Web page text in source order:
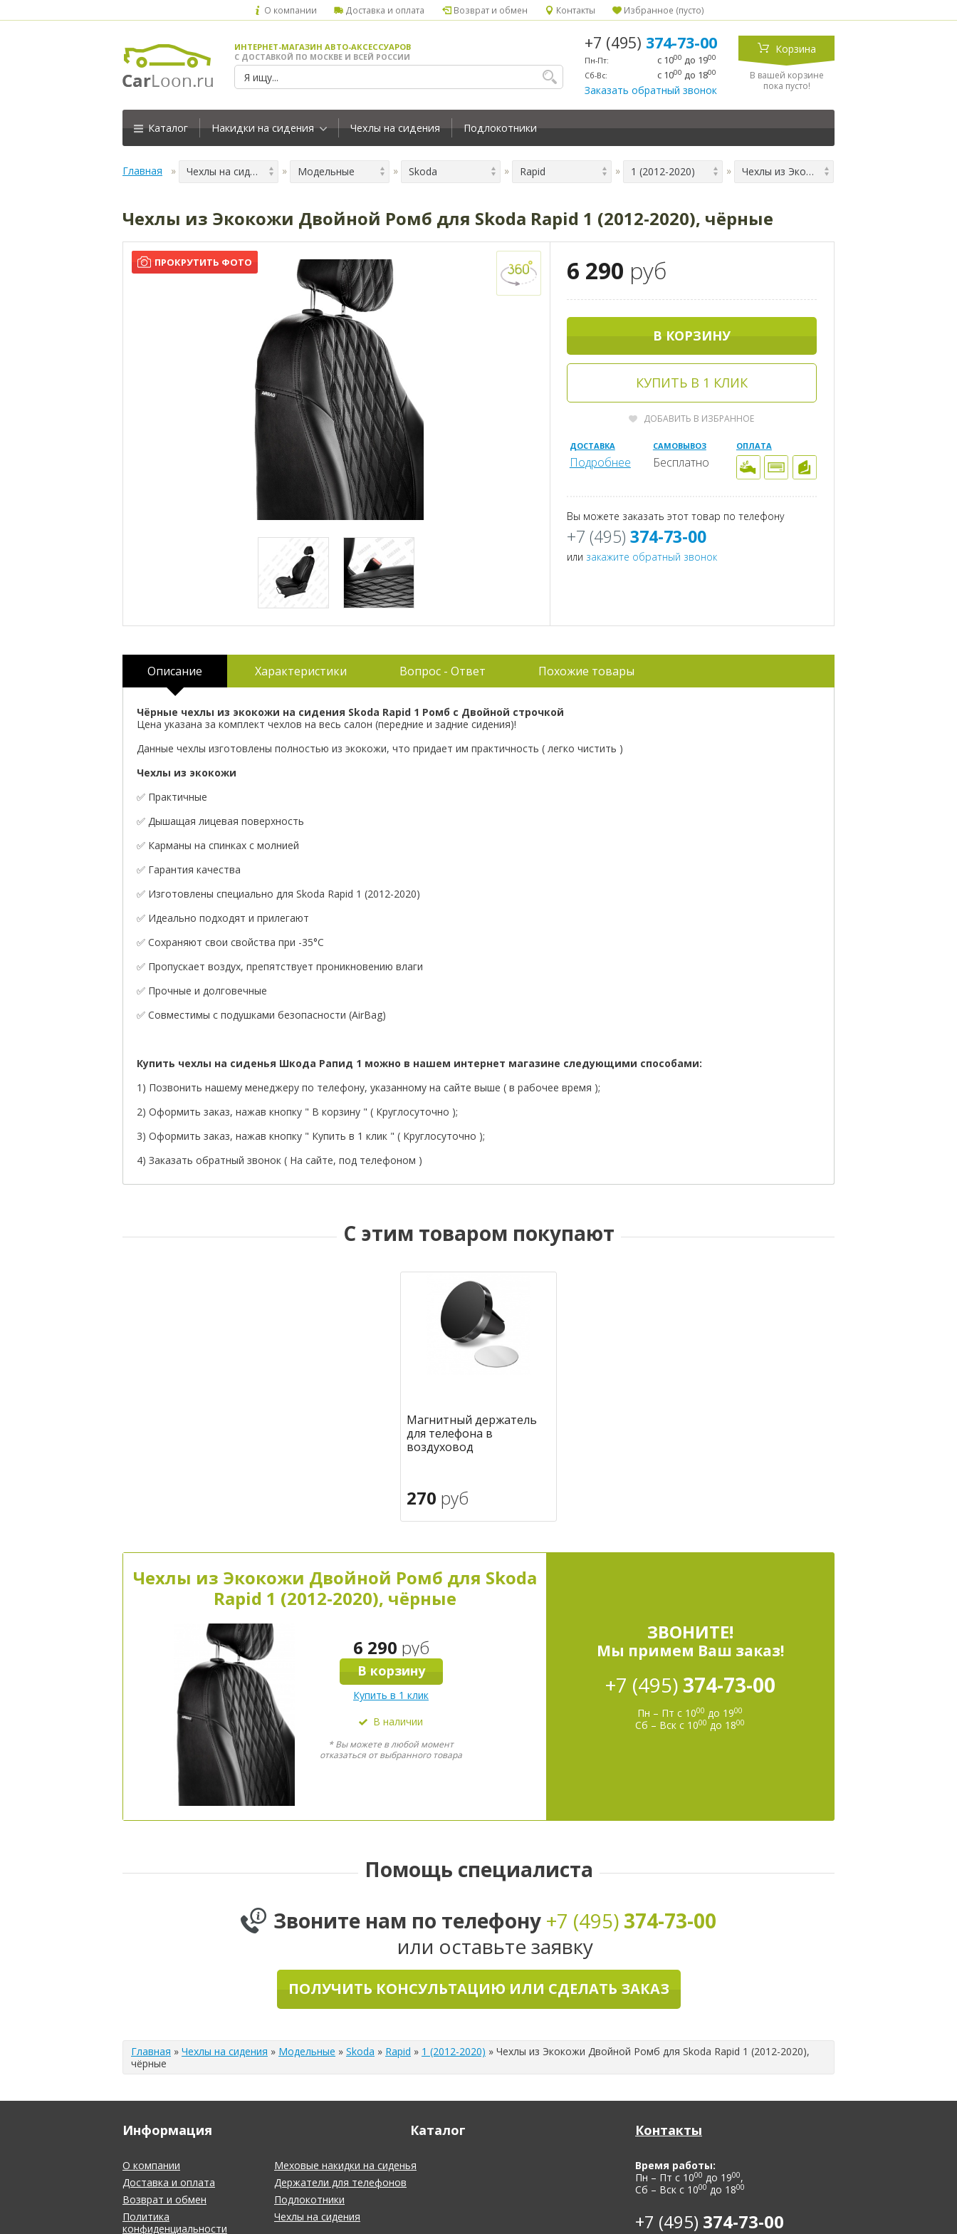
О компании Доставка и оплата Возврат и обмен Контакты Избранное (пусто)
ИНТЕРНЕТ-МАГАЗИН АВТО-АКСЕССУАРОВ
С ДОСТАВКОЙ ПО МОСКВЕ И ВСЕЙ РОССИИ
+7 (495) 374-73-00
Пн-Пт: с 1000 до 1900
Сб-Вс: с 1000 до 1800
Заказать обратный звонок
Корзина
В вашей корзине
пока пусто!
Каталог Накидки на сидения Чехлы на сидения Подлокотники
Главная Чехлы на сидения Модельные Skoda Rapid 1 (2012-2020) Чехлы из Экокожи Двойной Ромб для Skoda Rapid 1 (2012-2020), чёрные
Чехлы из Экокожи Двойной Ромб для Skoda Rapid 1 (2012-2020), чёрные
ПРОКРУТИТЬ ФОТО 6 290 руб
В КОРЗИНУ
КУПИТЬ В 1 КЛИК
ДОБАВИТЬ В ИЗБРАННОЕ
ДОСТАВКА
Подробнее
САМОВЫВОЗ
Бесплатно
ОПЛАТА
Вы можете заказать этот товар по телефону
+7 (495) 374-73-00
или закажите обратный звонок
Описание Характеристики Вопрос - Ответ Похожие товары
Чёрные чехлы из экокожи на сидения Skoda Rapid 1 Ромб с Двойной строчкой
Цена указана за комплект чехлов на весь салон (передние и задние сидения)!
Данные чехлы изготовлены полностью из экокожи, что придает им практичность ( легко чистить )
Чехлы из экокожи
✅ Практичные
✅ Дышащая лицевая поверхность
✅ Карманы на спинках с молнией
✅ Гарантия качества
✅ Изготовлены специально для Skoda Rapid 1 (2012-2020)
✅ Идеально подходят и прилегают
✅ Сохраняют свои свойства при -35°С
✅ Пропускает воздух, препятствует проникновению влаги
✅ Прочные и долговечные
✅ Совместимы с подушками безопасности (AirBag)
Купить чехлы на сиденья Шкода Рапид 1 можно в нашем интернет магазине следующими способами:
1) Позвонить нашему менеджеру по телефону, указанному на сайте выше ( в рабочее время );
2) Оформить заказ, нажав кнопку " В корзину " ( Круглосуточно );
3) Оформить заказ, нажав кнопку " Купить в 1 клик " ( Круглосуточно );
4) Заказать обратный звонок ( На сайте, под телефоном )
С этим товаром покупают
Магнитный держатель
для телефона в
воздуховод
270 руб
Чехлы из Экокожи Двойной Ромб для Skoda
Rapid 1 (2012-2020), чёрные
6 290 руб
В корзину
Купить в 1 клик
В наличии
* Вы можете в любой момент
отказаться от выбранного товара
ЗВОНИТЕ!
Мы примем Ваш заказ!
+7 (495) 374-73-00
Пн – Пт с 1000 до 1900
Сб – Вск с 1000 до 1800
Помощь специалиста
Звоните нам по телефону +7 (495) 374-73-00
или оставьте заявку
ПОЛУЧИТЬ КОНСУЛЬТАЦИЮ ИЛИ СДЕЛАТЬ ЗАКАЗ
Главная » Чехлы на сидения » Модельные » Skoda » Rapid » 1 (2012-2020) » Чехлы из Экокожи Двойной Ромб для Skoda Rapid 1 (2012-2020),
чёрные
Информация
О компании
Доставка и оплата
Возврат и обмен
Политика
конфиденциальности
Каталог
Меховые накидки на сиденья
Держатели для телефонов
Подлокотники
Чехлы на сидения
Контакты
Время работы:
Пн – Пт с 1000 до 1900,
Сб – Вск с 1000 до 1800
+7 (495) 374-73-00